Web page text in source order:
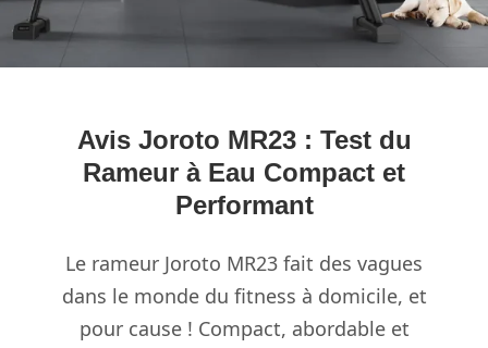
Avis Joroto MR23 : Test du
Rameur à Eau Compact et
Performant
Le rameur Joroto MR23 fait des vagues
dans le monde du fitness à domicile, et
pour cause ! Compact, abordable et